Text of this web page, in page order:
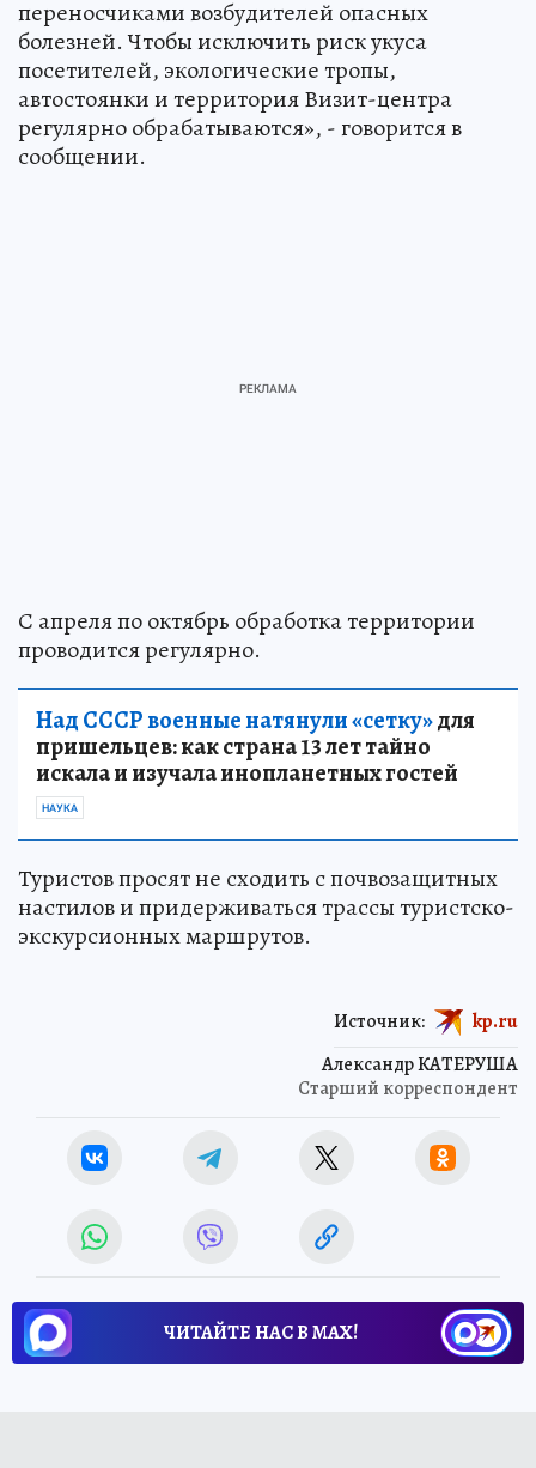
переносчиками возбудителей опасных
болезней. Чтобы исключить риск укуса
посетителей, экологические тропы,
автостоянки и территория Визит-центра
регулярно обрабатываются», - говорится в
сообщении.
С апреля по октябрь обработка территории
проводится регулярно.
Над СССР военные натянули «сетку»для
пришельцев: как страна 13 лет тайно
искала и изучала инопланетных гостей
НАУКА
Туристов просят не сходить с почвозащитных
настилов и придерживаться трассы туристско-
экскурсионных маршрутов.
Александр КАТЕРУША
Старший корреспондент
Источник: kp.ru
ЧИТАЙТЕ НАС В МАХ!